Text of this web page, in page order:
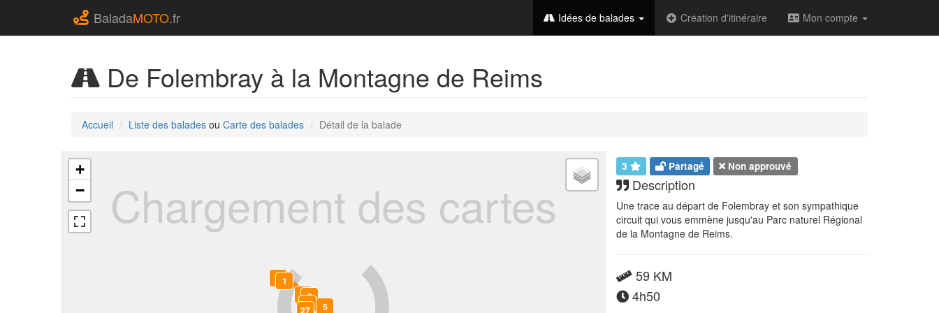
BaladaMOTO.fr Idées de balades Création d'itinéraire Mon compte
De Folembray à la Montagne de Reims
Accueil Liste des balades ou Carte des balades Détail de la balade
Chargement des cartes
0 1
23
4
5
27
28
+
−
3 Partagé Non approuvé
Description
Une trace au départ de Folembray et son sympathique
circuit qui vous emmène jusqu'au Parc naturel Régional
de la Montagne de Reims.
59 KM
4h50